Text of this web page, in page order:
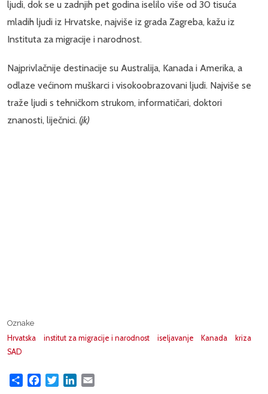
ljudi, dok se u zadnjih pet godina iselilo više od 30 tisuća
mladih ljudi iz Hrvatske, najviše iz grada Zagreba, kažu iz
Instituta za migracije i narodnost.
Najprivlačnije destinacije su Australija, Kanada i Amerika, a
odlaze većinom muškarci i visokoobrazovani ljudi. Najviše se
traže ljudi s tehničkom strukom, informatičari, doktori
znanosti, liječnici. (jk)
Oznake
Hrvatska
institut za migracije i narodnost iseljavanje Kanada
kriza
SAD
Share FacebookTwitterLinkedIn